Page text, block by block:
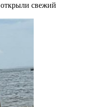
свежий